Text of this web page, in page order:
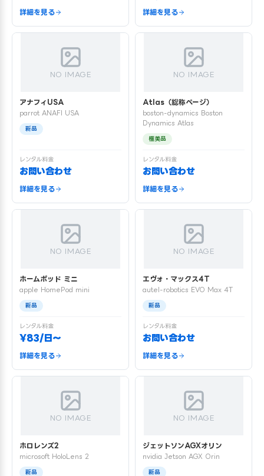
詳細を見る 詳細を見る
NO IMAGE
アナフィUSA
parrot ANAFI USA
新品
レンタル料金
お問い合わせ
詳細を見る
NO IMAGE
Atlas（総称ページ）
boston-dynamics Boston
Dynamics Atlas
極美品
レンタル料金
お問い合わせ
詳細を見る
NO IMAGE
ホームポッド ミニ
apple HomePod mini
新品
レンタル料金
¥83/日〜
詳細を見る
NO IMAGE
エヴォ・マックス4T
autel-robotics EVO Max 4T
新品
レンタル料金
お問い合わせ
詳細を見る
NO IMAGE
ホロレンズ2
microsoft HoloLens 2
新品
NO IMAGE
ジェットソンAGXオリン
nvidia Jetson AGX Orin
新品